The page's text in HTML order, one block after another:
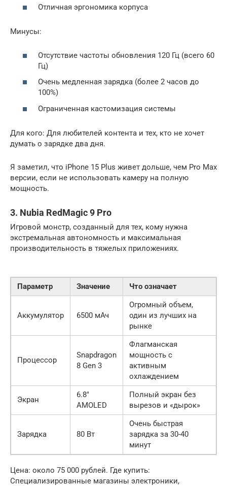
Отличная эргономика корпуса
Минусы:
Отсутствие частоты обновления 120 Гц (всего 60
Гц)
Очень медленная зарядка (более 2 часов до
100%)
Ограниченная кастомизация системы
Для кого: Для любителей контента и тех, кто не хочет
думать о зарядке два дня.
Я заметил, что iPhone 15 Plus живет дольше, чем Pro Max
версии, если не использовать камеру на полную
мощность.
3. Nubia RedMagic 9 Pro
Игровой монстр, созданный для тех, кому нужна
экстремальная автономность и максимальная
производительность в тяжелых приложениях.
Параметр Значение Что означает
Аккумулятор 6500 мАч
Огромный объем,
один из лучших на
рынке
Процессор
Snapdragon
8 Gen 3
Флагманская
мощность с
активным
охлаждением
Экран
6.8″
AMOLED
Полный экран без
вырезов и «дырок»
Зарядка 80 Вт
Очень быстрая
зарядка за 30-40
минут
Цена: около 75 000 рублей. Где купить:
Специализированные магазины электроники,